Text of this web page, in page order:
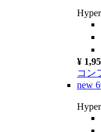
¥
コン
new